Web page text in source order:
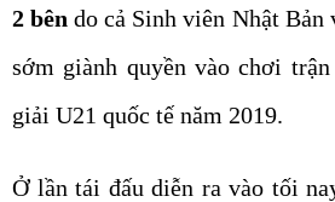
2 bên do cả Sinh viên Nhật Bản
sớm giành quyền vào chơi
giải U21 quốc tế năm 2019.
Ở lần tái đấu diễn ra vào tối